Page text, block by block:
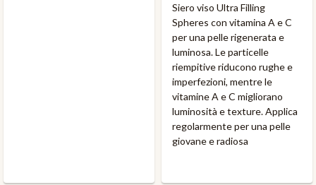
Siero viso Ultra Filling
Spheres con vitamina A e C
per una pelle rigenerata e
luminosa. Le particelle
riempitive riducono rughe e
imperfezioni, mentre le
vitamine A e C migliorano
luminosità e texture. Applica
regolarmente per una pelle
giovane e radiosa